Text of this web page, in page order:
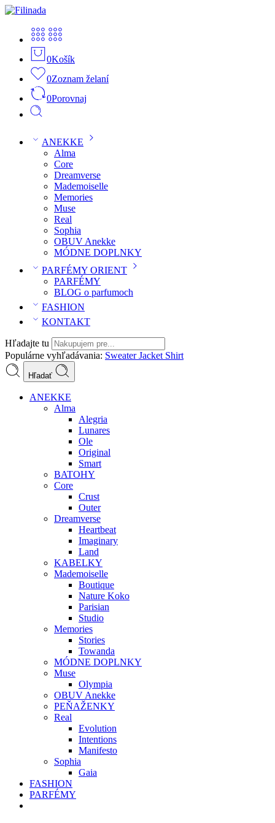
0Košík
0Zoznam želaní
0Porovnaj
ANEKKE
Alma
Core
Dreamverse
Mademoiselle
Memories
Muse
Real
Sophia
OBUV Anekke
MÓDNE DOPLNKY
PARFÉMY ORIENT
PARFÉMY
BLOG o parfumoch
FASHION
KONTAKT
Hľadajte tu
Populárne vyhľadávania: SweaterJacket Shirt
Hľadať
ANEKKE
Alma
Alegria
Lunares
Ole
Original
Smart
BATOHY
Core
Crust
Outer
Dreamverse
Heartbeat
Imaginary
Land
KABELKY
Mademoiselle
Boutique
Nature Koko
Parisian
Studio
Memories
Stories
Towanda
MÓDNE DOPLNKY
Muse
Olympia
OBUV Anekke
PEŇAŽENKY
Real
Evolution
Intentions
Manifesto
Sophia
Gaia
FASHION
PARFÉMY